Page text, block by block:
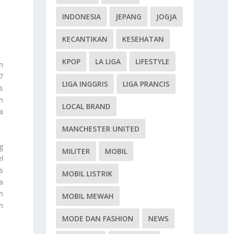
INDONESIA JEPANG JOGJA
KECANTIKAN KESEHATAN
KPOP LA LIGA LIFESTYLE
LIGA INGGRIS LIGA PRANCIS
LOCAL BRAND
MANCHESTER UNITED
MILITER MOBIL
MOBIL LISTRIK
MOBIL MEWAH
MODE DAN FASHION NEWS